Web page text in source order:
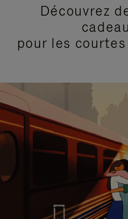
Découvrez
pour les